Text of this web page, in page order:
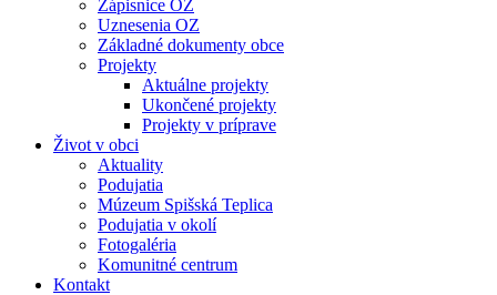
Zápisnice OZ
Uznesenia OZ
Základné dokumenty obce
Projekty
Aktuálne projekty
Ukončené projekty
Projekty v príprave
Život v obci
Aktuality
Podujatia
Múzeum Spišská Teplica
Podujatia v okolí
Fotogaléria
Komunitné centrum
Kontakt